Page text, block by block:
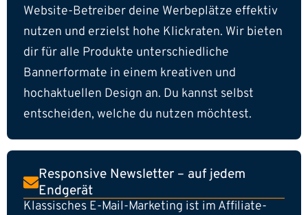
Website-Betreiber deine Werbeplätze effektiv
nutzen und erzielst hohe Klickraten. Wir bieten
dir für alle Produkte unterschiedliche
Bannerformate in einem kreativen und
hochaktuellen Design an. Du kannst selbst
entscheiden, welche du nutzen möchtest.
Responsive Newsletter – auf jedem
Endgerät
Klassisches E-Mail-Marketing ist im Affiliate-